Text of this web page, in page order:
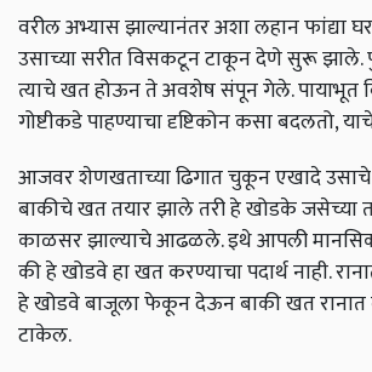
वरील अभ्यास झाल्यानंतर अशा लहान फांद्या
उसाच्या सरीत विसकटून टाकून देणे सुरू झाले.
त्याचे खत होऊन ते अवशेष संपून गेले. पायाभूत
गोष्टीकडे पाहण्याचा दृष्टिकोन कसा बदलतो,
आजवर शेणखताच्या ढिगात चुकून एखादे
बाकीचे खत तयार झाले तरी हे खोडके
काळसर झाल्याचे आढळले. इथे आपली
की हे खोडवे हा खत करण्याचा पदार्थ नाही.
हे खोडवे बाजूला फेकून देऊन बाकी खत
टाकेल.